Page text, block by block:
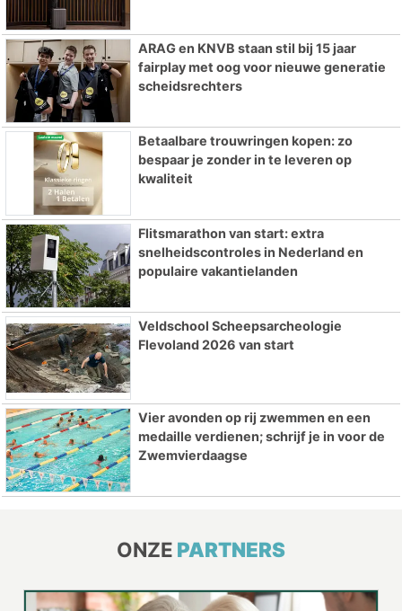
ARAG en KNVB staan stil bij 15 jaar
fairplay met oog voor nieuwe generatie
scheidsrechters
Betaalbare trouwringen kopen: zo
bespaar je zonder in te leveren op
kwaliteit
Flitsmarathon van start: extra
snelheidscontroles in Nederland en
populaire vakantielanden
Veldschool Scheepsarcheologie
Flevoland 2026 van start
Vier avonden op rij zwemmen en een
medaille verdienen; schrijf je in voor de
Zwemvierdaagse
ONZE PARTNERS